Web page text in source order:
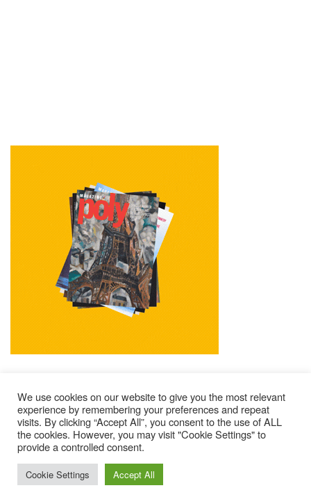
Mentions Légales Contacts
Où Trouver Poly ?
Lire Les Anciens N°
S’abonner À Poly
© 2025 – Magazine Poly – BKN
We use cookies on our website to give you the most relevant
experience by remembering your preferences and repeat
visits. By clicking “Accept All”, you consent to the use of ALL
the cookies. However, you may visit "Cookie Settings" to
provide a controlled consent.
Cookie Settings Accept All